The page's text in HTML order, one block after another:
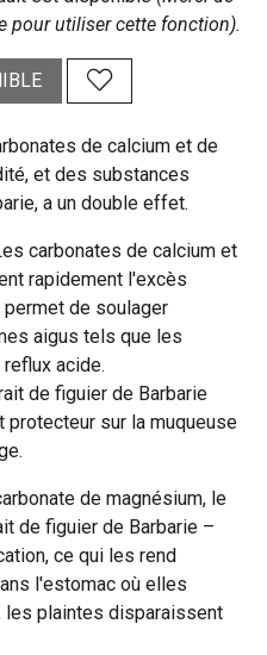
pour utiliser cette fonction).
de calcium et de
et des substances
a un double effet.
carbonates de calcium et
rapidement l'excès
de soulager
aigus tels que les
acide.
de figuier de Barbarie
protecteur sur la muqueuse
de magnésium, le
de figuier de Barbarie –
ce qui les rend
l'estomac où elles
les plaintes disparaissent